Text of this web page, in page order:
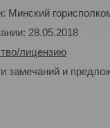
Минский
28.05.2018
лицензию
замечаний и